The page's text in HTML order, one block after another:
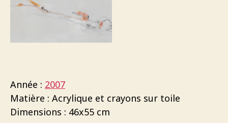
Année : 2007
Matière : Acrylique et crayons sur toile
Dimensions : 46x55 cm